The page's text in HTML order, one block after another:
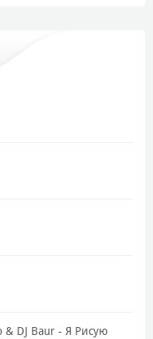
& DJ Baur - Я Рисую